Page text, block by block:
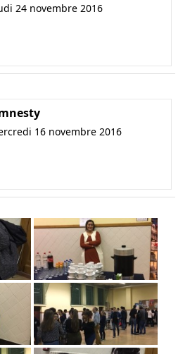
24 novembre 2016
16 novembre 2016